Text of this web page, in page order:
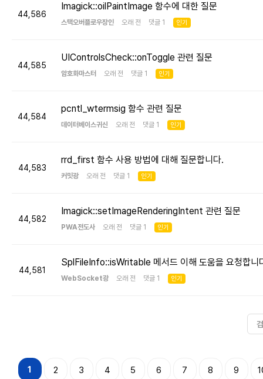
44,586
Imagick::oilPaintImage 함수에 대한 질문
스택오버플로우장인 오래 전 댓글 1 인기
44,585
UIControlsCheck::onToggle 관련 질문
암호화마스터 오래 전 댓글 1 인기
44,584
pcntl_wtermsig 함수 관련 질문
데이터베이스귀신 오래 전 댓글 1 인기
44,583
rrd_first 함수 사용 방법에 대해 질문합니다.
커밋광 오래 전 댓글 1 인기
44,582
Imagick::setImageRenderingIntent 관련 질문
PWA전도사 오래 전 댓글 1 인기
44,581
SplFileInfo::isWritable 메서드 이해 도움을 요청합니
WebSocket광 오래 전 댓글 1 인기
1 2 3 4 5 6 7 8 9